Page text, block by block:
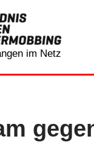
im Netz